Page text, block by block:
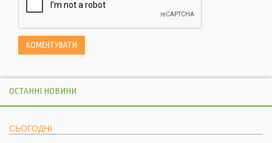
ОСТАННІ НОВИНИ
СЬОГОДНІ